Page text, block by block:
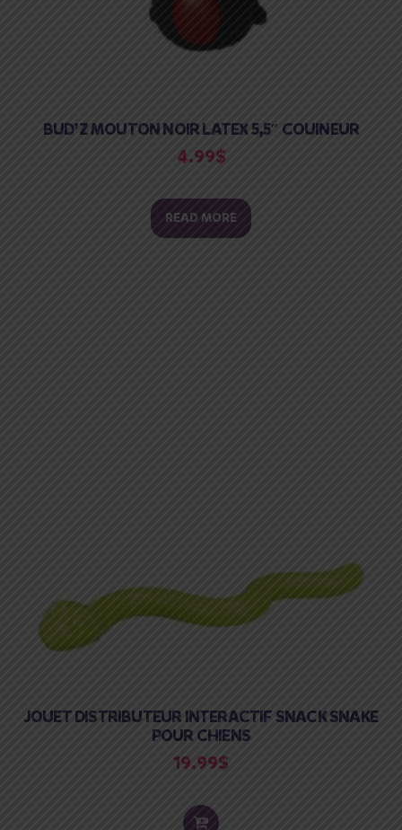
BUD’Z MOUTON NOIR LATEX 5,5″ COUINEUR
4.99$
READ MORE
JOUET DISTRIBUTEUR INTERACTIF SNACK SNAKE
POUR CHIENS
19.99$